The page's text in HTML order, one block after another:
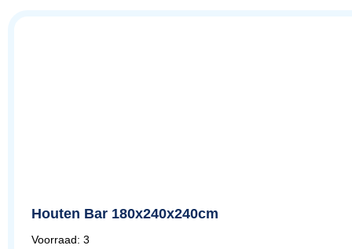
Houten Bar 180x240x240cm
Voorraad: 3